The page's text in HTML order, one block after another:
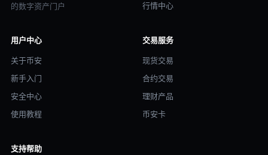
的数字资产门户
行情中心
用户中心
关于币安
新手入门
安全中心
使用教程
交易服务
现货交易
合约交易
理财产品
币安卡
支持帮助